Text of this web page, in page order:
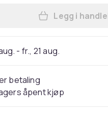
Legg
Legg i
- fr., 21 aug.
betaling
åpent kjøp